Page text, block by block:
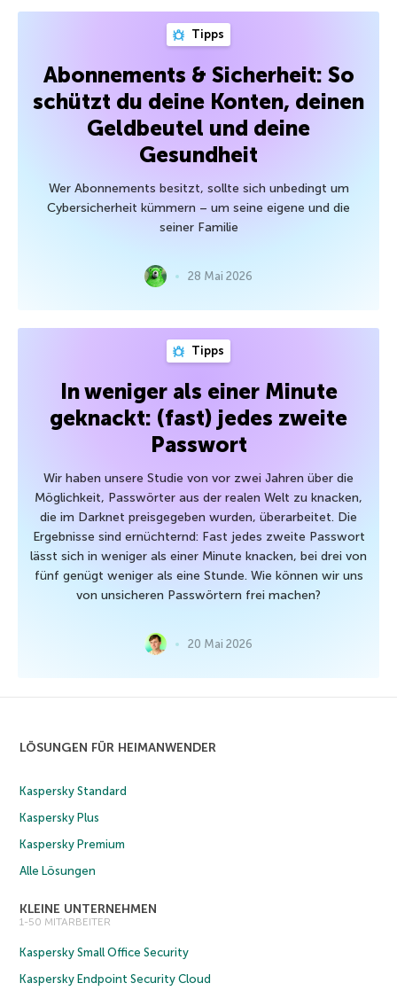
Tipps
Abonnements & Sicherheit: So
schützt du deine Konten, deinen
Geldbeutel und deine
Gesundheit
Wer Abonnements besitzt, sollte sich unbedingt um
Cybersicherheit kümmern – um seine eigene und die
seiner Familie
28 Mai 2026
Tipps
In weniger als einer Minute
geknackt: (fast) jedes zweite
Passwort
Wir haben unsere Studie von vor zwei Jahren über die
Möglichkeit, Passwörter aus der realen Welt zu knacken,
die im Darknet preisgegeben wurden, überarbeitet. Die
Ergebnisse sind ernüchternd: Fast jedes zweite Passwort
lässt sich in weniger als einer Minute knacken, bei drei von
fünf genügt weniger als eine Stunde. Wie können wir uns
von unsicheren Passwörtern frei machen?
20 Mai 2026
LÖSUNGEN FÜR HEIMANWENDER
Kaspersky Standard
Kaspersky Plus
Kaspersky Premium
Alle Lösungen
KLEINE UNTERNEHMEN
1-50 MITARBEITER
Kaspersky Small Office Security
Kaspersky Endpoint Security Cloud